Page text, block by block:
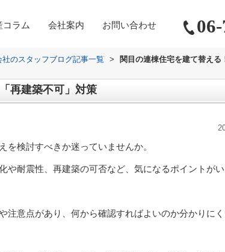
コラム 会社案内 お問い合わせ
のスタッフブログ記事一覧 >
関目の連棟住宅を建て替える
再建築不可」対策
検討すべきか迷っていませんか。
や耐震性、再建築の可否など、気になるポイントが
注意点があり、何から確認すればよいのか分かりに